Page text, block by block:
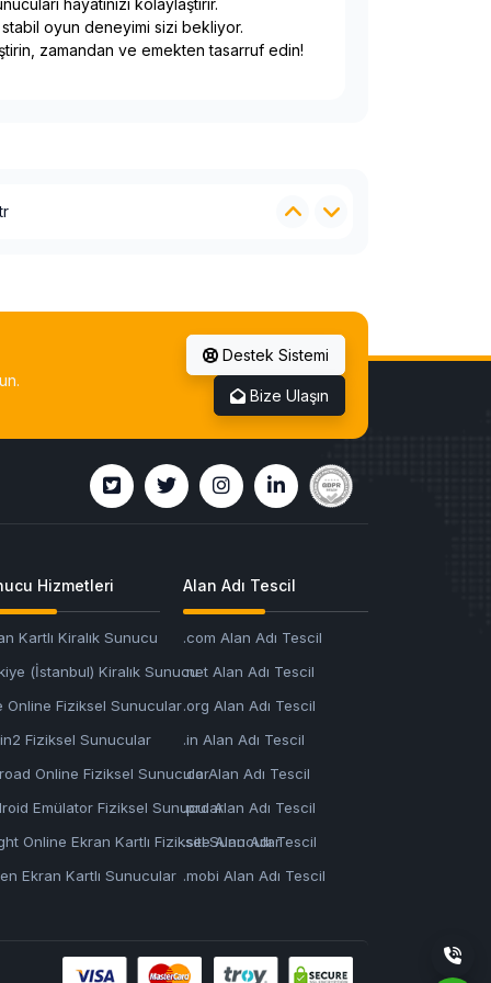
hayatınızı kolaylaştırır.
stabil oyun deneyimi sizi bekliyor.
zamandan ve emekten tasarruf edin!
Destek Sistemi
Bize Ulaşın
Hizmetleri
Kartlı Kiralık Sunucu
(İstanbul) Kiralık Sunucu
Online Fiziksel Sunucular
Fiziksel Sunucular
Online Fiziksel Sunucular
Emülator Fiziksel Sunucular
Online Ekran Kartlı Fiziksel Sunucular
Ekran Kartlı Sunucular
Alan Adı Tescil
.com Alan Adı Tescil
.net Alan Adı Tescil
.org Alan Adı Tescil
.in Alan Adı Tescil
.co Alan Adı Tescil
.pro Alan Adı Tescil
.site Alan Adı Tescil
.mobi Alan Adı Tescil